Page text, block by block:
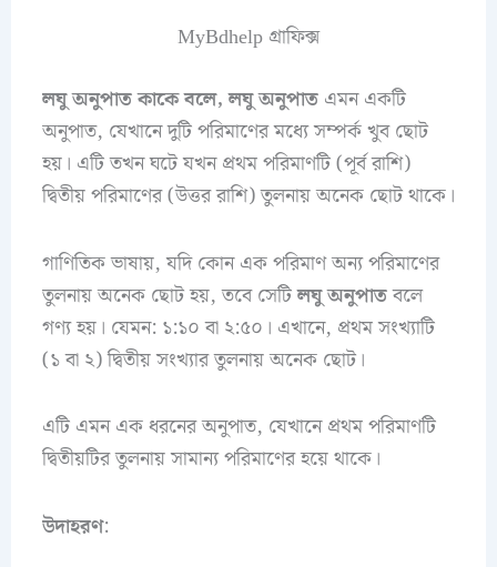
MyBdhelp গ্রাফিক্স
লঘু অনুপাত কাকে বলে,লঘু অনুপাতএমন একটি
অনুপাত, যেখানে দুটি পরিমাণের মধ্যে সম্পর্ক খুব ছোট
হয়। এটি তখন ঘটে যখন প্রথম পরিমাণটি (পূর্ব রাশি)
দ্বিতীয় পরিমাণের (উত্তর রাশি) তুলনায় অনেক ছোট থাকে।
গাণিতিক ভাষায়, যদি কোন এক পরিমাণ অন্য পরিমাণের
তুলনায় অনেক ছোট হয়, তবে সেটিলঘু অনুপাতবলে
গণ্য হয়। যেমন: ১:১০ বা ২:৫০। এখানে, প্রথম সংখ্যাটি
(১ বা ২) দ্বিতীয় সংখ্যার তুলনায় অনেক ছোট।
এটি এমন এক ধরনের অনুপাত, যেখানে প্রথম পরিমাণটি
দ্বিতীয়টির তুলনায় সামান্য পরিমাণের হয়ে থাকে।
উদাহরণ: